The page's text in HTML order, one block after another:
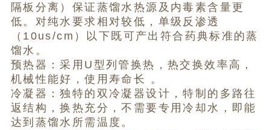
隔板分离）保证蒸馏水热源及内毒素含量更
低。对纯水要求相对较低，单级反渗透
（10us/cm）以下既可产出符合药典标准的蒸
馏水。
预热器：采用U型列管换热，热交换效率高，
机械性能好，使用寿命长 。
冷凝器：独特的双冷凝器设计，特制的多路往
返结构，换热充分，不需要专用冷却水，即能
达到蒸馏水所需温度。